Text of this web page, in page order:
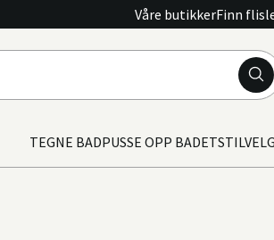
Våre butikkerFinn
TEGNE BADPUSSE OPP BADET